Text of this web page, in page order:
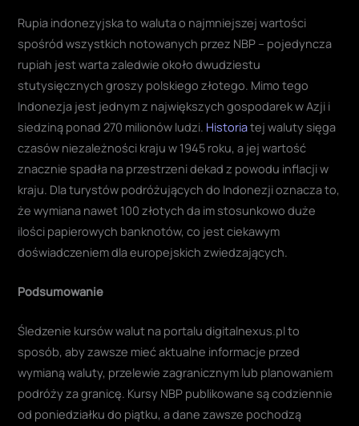
Rupia indonezyjska to waluta o najmniejszej wartości
spośród wszystkich notowanych przez NBP – pojedyncza
rupiah jest warta zaledwie około dwudziestu
stutysięcznych groszy polskiego złotego. Mimo tego
Indonezja jest jednym z największych gospodarek w Azji i
siedziną ponad 270 milionów ludzi. Historiatej waluty sięga
czasów niezależności kraju w 1945 roku, a jej wartość
znacznie spadła na przestrzeni dekad z powodu inflacji w
kraju. Dla turystów podróżujących do Indonezji oznacza to,
że wymiana nawet 100 złotych da im stosunkowo duże
ilości papierowych banknotów, co jest ciekawym
doświadczeniem dla europejskich zwiedzających.
Podsumowanie
Śledzenie kursów walut na portalu digitalnexus.pl to
sposób, aby zawsze mieć aktualne informacje przed
wymianą waluty, przelewie zagranicznym lub planowaniem
podróży za granicę. Kursy NBP publikowane są codziennie
od poniedziałku do piątku, a dane zawsze pochodzą